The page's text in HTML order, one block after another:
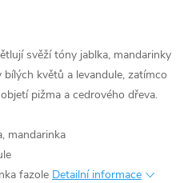
svěží tóny jablka, mandarinky
květů a levandule, zatímco
pižma a cedrového dřeva.
mandarinka
fazole Detailní informace